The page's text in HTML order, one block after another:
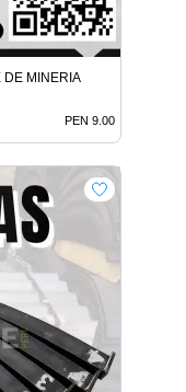
DE MINERIA
PEN 9.00